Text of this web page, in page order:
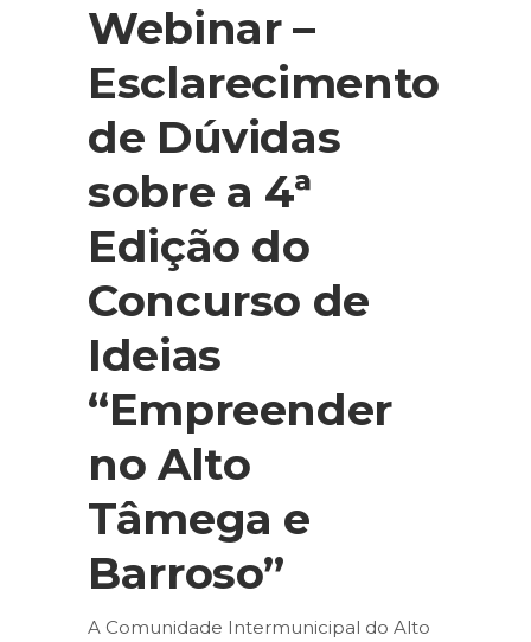
Webinar –
Esclarecimento
de Dúvidas
sobre a 4ª
Edição do
Concurso de
Ideias
“Empreender
no Alto
Tâmega e
Barroso”
A Comunidade Intermunicipal do Alto